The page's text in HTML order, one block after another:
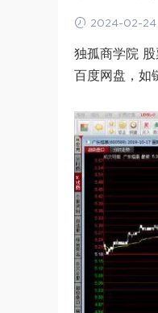
2024-02-24
独孤商学院
百度网盘，如